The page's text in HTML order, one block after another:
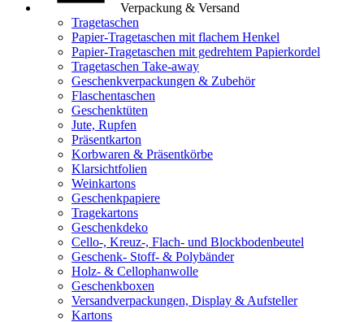
Verpackung & Versand
Tragetaschen
Papier-Tragetaschen mit flachem Henkel
Papier-Tragetaschen mit gedrehtem Papierkordel
Tragetaschen Take-away
Geschenkverpackungen & Zubehör
Flaschentaschen
Geschenktüten
Jute, Rupfen
Präsentkarton
Korbwaren & Präsentkörbe
Klarsichtfolien
Weinkartons
Geschenkpapiere
Tragekartons
Geschenkdeko
Cello-, Kreuz-, Flach- und Blockbodenbeutel
Geschenk- Stoff- & Polybänder
Holz- & Cellophanwolle
Geschenkboxen
Versandverpackungen, Display & Aufsteller
Kartons